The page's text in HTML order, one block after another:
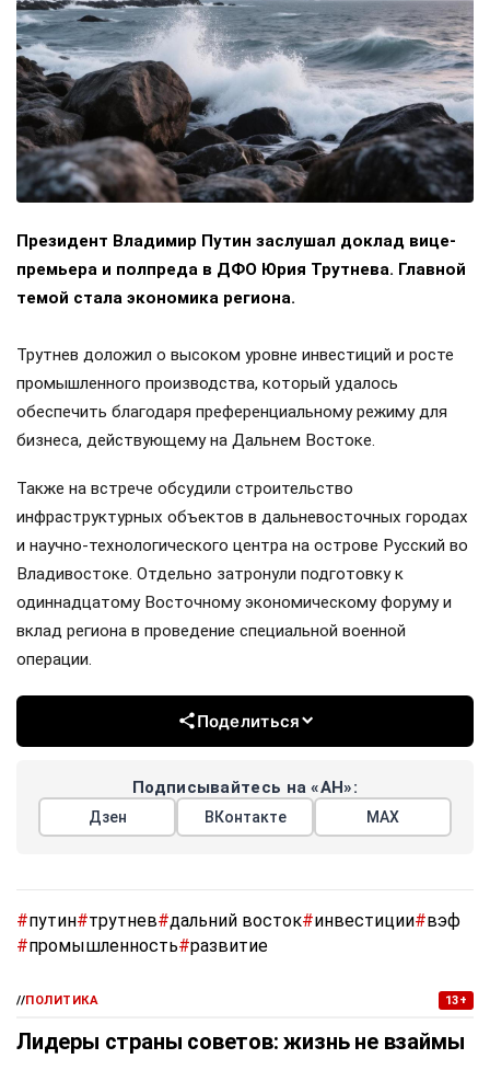
Президент Владимир Путин заслушал доклад вице-
премьера и полпреда в ДФО Юрия Трутнева. Главной
темой стала экономика региона.
Трутнев доложил о высоком уровне инвестиций и росте
промышленного производства, который удалось
обеспечить благодаря преференциальному режиму для
бизнеса, действующему на Дальнем Востоке.
Также на встрече обсудили строительство
инфраструктурных объектов в дальневосточных городах
и научно-технологического центра на острове Русский во
Владивостоке. Отдельно затронули подготовку к
одиннадцатому Восточному экономическому форуму и
вклад региона в проведение специальной военной
операции.
Поделиться
Подписывайтесь на «АН»:
Дзен ВКонтакте МАХ
#путин#трутнев#дальний восток#инвестиции#вэф
#промышленность#развитие
//ПОЛИТИКА 13+
Лидеры страны советов: жизнь не взаймы